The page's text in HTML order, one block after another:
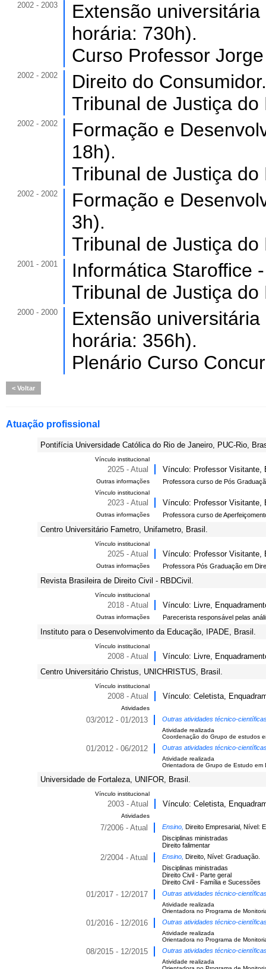
2002 - 2003
Extensão
horária: 730h).
Curso Professor
2002 - 2002
Direito do
Tribunal de Justiça
2002 - 2002
Formação e
18h).
Tribunal de Justiça
2002 - 2002
Formação e
3h).
Tribunal de Justiça
2001 - 2001
Informática Staroffice
Tribunal de Justiça
2000 - 2000
Extensão
horária: 356h).
Plenário Curso
Voltar
Atuação profissional
Pontifícia Universidade Católica do Rio de Janeiro, PUC-Rio,
Vínculo institucional
2025 - Atual Vínculo: Professor Visitante,
Outras informações Professora curso de Pós
Vínculo institucional
2023 - Atual Vínculo: Professor Visitante,
Outras informações Professora curso de
Centro Universitário Fametro, Unifametro, Brasil.
Vínculo institucional
2025 - Atual Vínculo: Professor Visitante,
Outras informações Professora Pós Graduação em
Revista Brasileira de Direito Civil - RBDCivil.
Vínculo institucional
2018 - Atual Vínculo: Livre,
Outras informações Parecerista responsável pelas
Instituto para o Desenvolvimento da Educação, IPADE, Brasil.
Vínculo institucional
2008 - Atual
Vínculo: Livre,
Centro Universitário Christus, UNICHRISTUS, Brasil.
Vínculo institucional
2008 - Atual Vínculo: Celetista,
Atividades
03/2012 - 01/2013 Outras atividades técnico-
Atividade realizada
Coordenação do Grupo de estudos
01/2012 - 06/2012 Outras atividades técnico-
Atividade realizada
Orientadora de Grupo de Estudo em
Universidade de Fortaleza, UNIFOR, Brasil.
Vínculo institucional
2003 - Atual Vínculo: Celetista,
Atividades
7/2006 - Atual Ensino, Direito Empresarial, Nível:
Disciplinas ministradas
Direito falimentar
2/2004 - Atual Ensino, Direito, Nível: Graduação.
Disciplinas ministradas
Direito Civil - Parte geral
Direito Civil - Família e Sucessões
01/2017 - 12/2017 Outras atividades técnico-
Atividade realizada
Orientadora no Programa de
01/2016 - 12/2016 Outras atividades técnico-
Atividade realizada
Orientadora no Programa de
08/2015 - 12/2015 Outras atividades técnico-
Atividade realizada